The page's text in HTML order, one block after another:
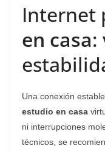
Internet
en casa:
​Una conexión
estudio en casa
ni interrupciones
técnicos, se